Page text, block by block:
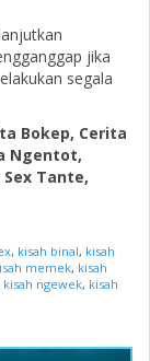
jika
segala
Bokep, Cerita
Ngentot,
Tante,
, kisah binal, kisah
memek, kisah
kisah ngewek, kisah